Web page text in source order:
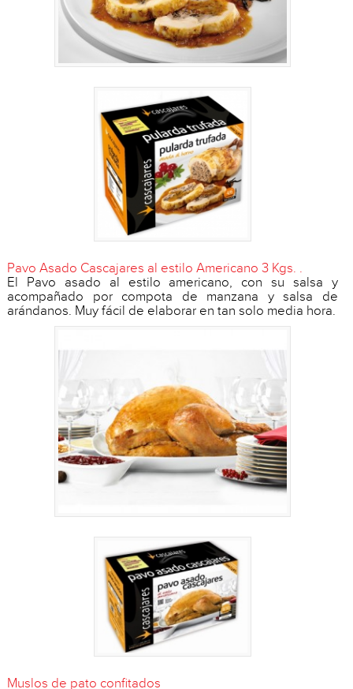
Pavo Asado Cascajares al estilo Americano 3 Kgs. .
El Pavo asado al estilo americano, con su salsa y
acompañado por compota de manzana y salsa de
arándanos. Muy fácil de elaborar en tan solo media hora.
Muslos de pato confitados